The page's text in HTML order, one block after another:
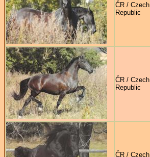
ČR / Czech
Republic
ČR / Czech
Republic
ČR / Czech